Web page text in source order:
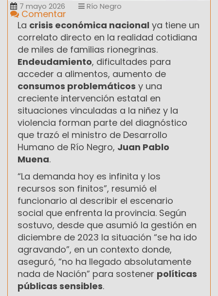
7 mayo 2026 Río Negro
Comentar
La crisis económica nacional ya tiene un
correlato directo en la realidad cotidiana
de miles de familias rionegrinas.
Endeudamiento, dificultades para
acceder a alimentos, aumento de
consumos problemáticos y una
creciente intervención estatal en
situaciones vinculadas a la niñez y la
violencia forman parte del diagnóstico
que trazó el ministro de Desarrollo
Humano de Río Negro, Juan Pablo
Muena.
“La demanda hoy es infinita y los
recursos son finitos”, resumió el
funcionario al describir el escenario
social que enfrenta la provincia. Según
sostuvo, desde que asumió la gestión en
diciembre de 2023 la situación “se ha ido
agravando”, en un contexto donde,
aseguró, “no ha llegado absolutamente
nada de Nación” para sostener políticas
públicas sensibles.